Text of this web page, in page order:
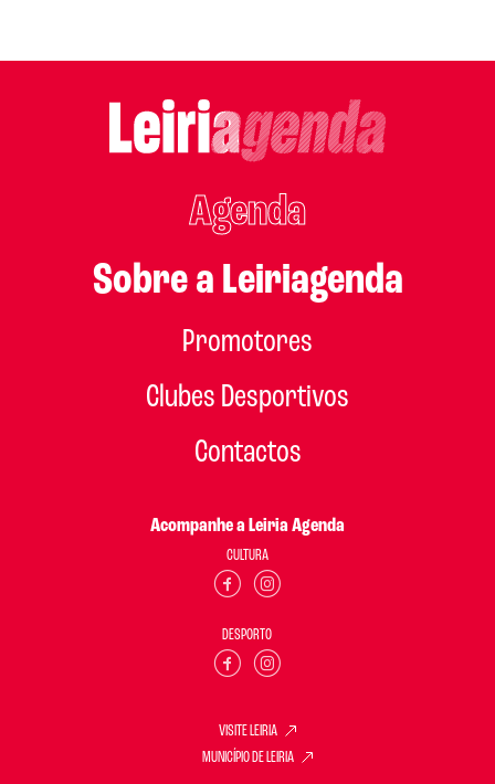
Agenda
Sobre a Leiriagenda
Promotores
Clubes Desportivos
Contactos
Acompanhe a Leiria Agenda
CULTURA
DESPORTO
VISITE LEIRIA
MUNICÍPIO DE LEIRIA